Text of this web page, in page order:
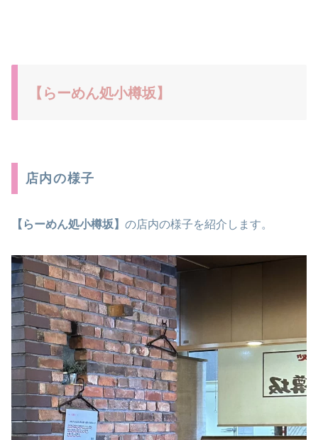
【らーめん処小樽坂】
店内の様子
【らーめん処小樽坂】 の店内の様子を紹介します。